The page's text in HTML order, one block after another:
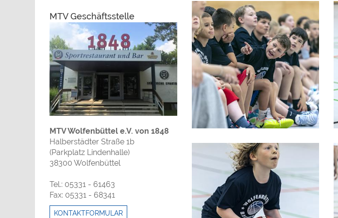
MTV Geschäftsstelle
MTV Wolfenbüttel e.V. von 1848
Halberstädter Straße 1b
(Parkplatz Lindenhalle)
38300 Wolfenbüttel
Tel.: 05331 - 61463
Fax: 05331 - 68341
KONTAKTFORMULAR